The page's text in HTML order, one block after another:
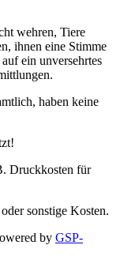
wehren, Tiere
ihnen eine Stimme
ein unversehrtes
haben keine
Druckkosten für
sonstige Kosten.
by GSP-